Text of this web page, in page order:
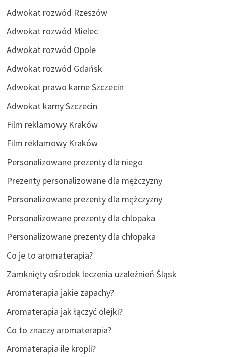
Adwokat rozwód Rzeszów
Adwokat rozwód Mielec
Adwokat rozwód Opole
Adwokat rozwód Gdańsk
Adwokat prawo karne Szczecin
Adwokat karny Szczecin
Film reklamowy Kraków
Film reklamowy Kraków
Personalizowane prezenty dla niego
Prezenty personalizowane dla mężczyzny
Personalizowane prezenty dla mężczyzny
Personalizowane prezenty dla chlopaka
Personalizowane prezenty dla chłopaka
Co je to aromaterapia?
Zamknięty ośrodek leczenia uzależnień Śląsk
Aromaterapia jakie zapachy?
Aromaterapia jak łączyć olejki?
Co to znaczy aromaterapia?
Aromaterapia ile kropli?